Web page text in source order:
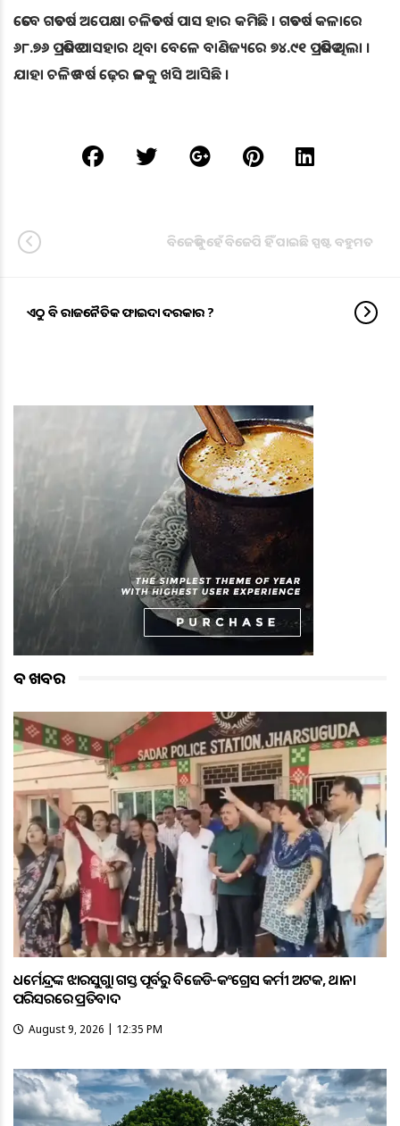
ତେବେ ଗତବର୍ଷ ଅପେକ୍ଷା ଚଳିତବର୍ଷ ପାସ ହାର କମିଛି । ଗତବର୍ଷ କଳାରେ
୬୮.୭୬ ପ୍ରତିଶତ ପାସହାର ଥିବା ବେଳେ ବାଣିଜ୍ୟରେ ୭୪.୯୧ ପ୍ରତିଶତ ଥିଲା ।
ଯାହା ଚଳିତ ବର୍ଷ ଢ଼େର ତଳକୁ ଖସି ଆସିଛି ।
ବିଜେଡି ନୁହେଁ ବିଜେପି ହିଁ ପାଇଛି ସ୍ପଷ୍ଟ ବହୁମତ
ଏଠୁ ବି ରାଜନୈତିକ ଫାଇଦା ଦରକାର ?
ବଡ ଖବର
ଧର୍ମେନ୍ଦ୍ରଙ୍କ ଝାରସୁଗୁଡ଼ା ଗସ୍ତ ପୂର୍ବରୁ ବିଜେଡି-କଂଗ୍ରେସ କର୍ମୀ ଅଟକ, ଥାନା
ପରିସରରେ ପ୍ରତିବାଦ
August 9, 2026 | 12:35 PM